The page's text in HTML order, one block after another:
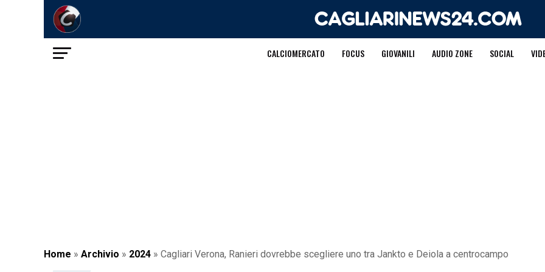
CALCIOMERCATO FOCUS GIOVANILI AUDIO ZONE SOCIAL
Home » Archivio » 2024 » Cagliari Verona, Ranieri dovrebbe scegliere uno tra Jankto e Deiola a centrocampo